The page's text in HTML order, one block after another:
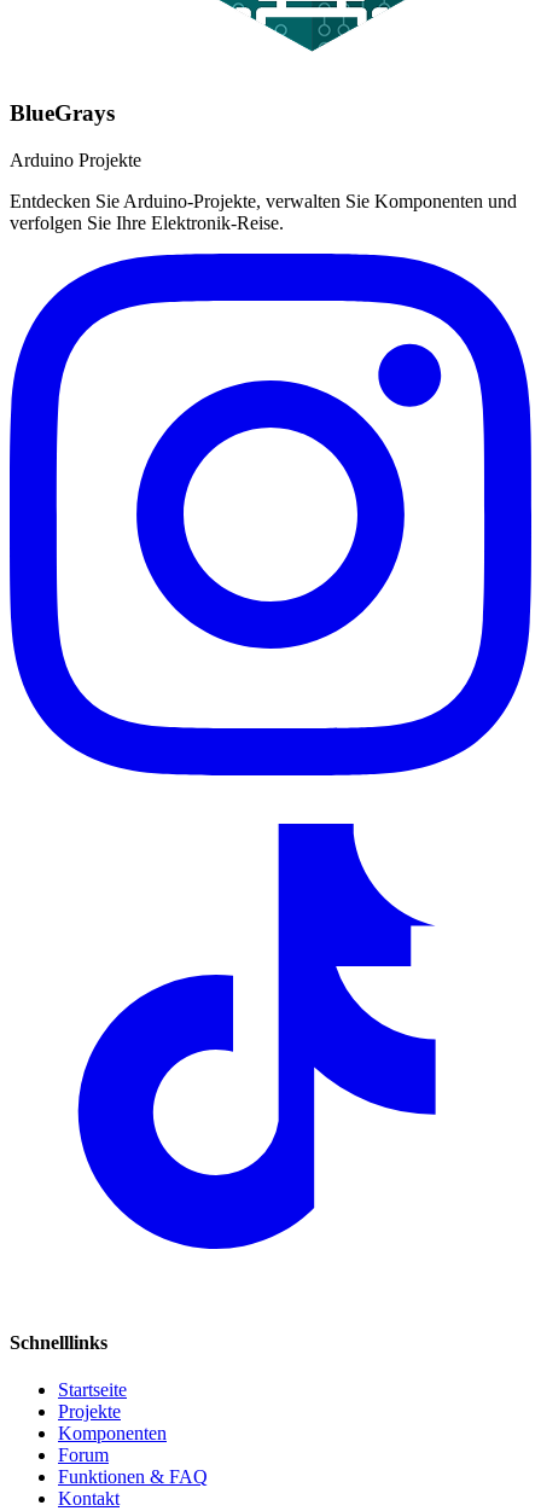
BlueGrays
Arduino Projekte
Entdecken Sie Arduino-Projekte, verwalten Sie Komponenten und
verfolgen Sie Ihre Elektronik-Reise.
Schnelllinks
Startseite
Projekte
Komponenten
Forum
Funktionen & FAQ
Kontakt